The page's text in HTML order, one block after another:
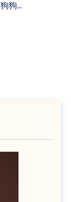
狗狗…